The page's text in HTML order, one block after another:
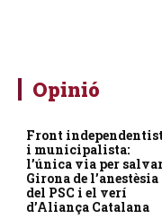
Opinió
Front
i municipalista:
l’única via per
Girona de l’anestèsia
del PSC i el verí
d’Aliança Catalana